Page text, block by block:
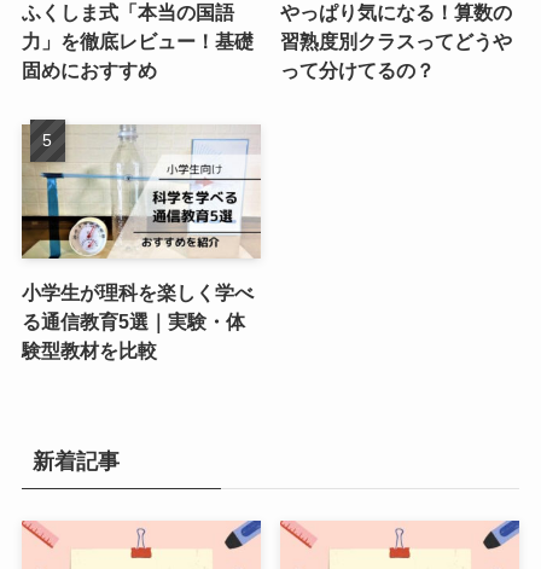
ふくしま式「本当の国語
力」を徹底レビュー！基礎
固めにおすすめ
やっぱり気になる！算数の
習熟度別クラスってどうや
って分けてるの？
小学生が理科を楽しく学べ
る通信教育5選｜実験・体
験型教材を比較
新着記事